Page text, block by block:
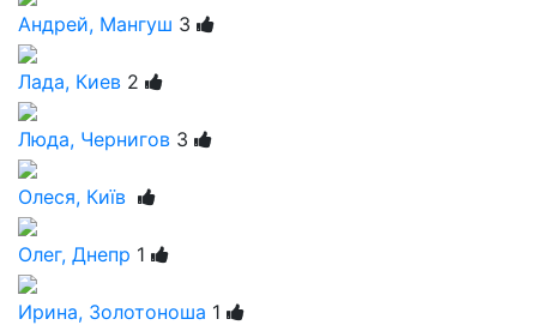
Андрей, Мангуш 3
Лада, Киев 2
Люда, Чернигов 3
Олеся, Київ
Олег, Днепр 1
Ирина, Золотоноша 1